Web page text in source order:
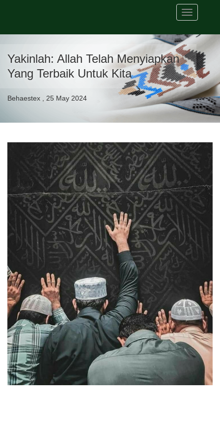
Toggle
navigation
Yakinlah: Allah Telah Menyiapkan
Yang Terbaik Untuk Kita
Behaestex , 25 May 2024